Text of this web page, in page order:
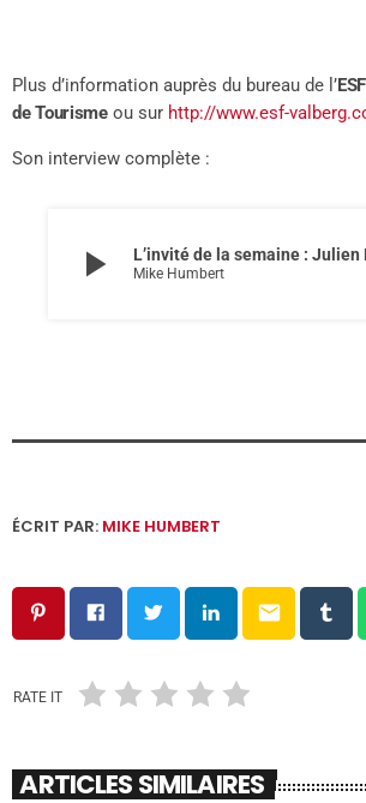
Plus d’information auprès du bureau de l’ESF
de Tourismeou sur http://www.esf-
Son interview complète :
play_arrow Mike Humbert
ÉCRIT PAR: MIKE HUMBERT
email
RATE IT
ARTICLES SIMILAIRES